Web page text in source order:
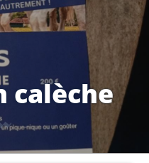
calèche